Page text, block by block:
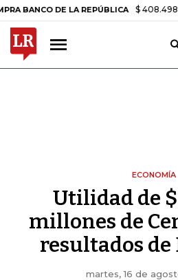
DE LA REPÚBLICA $ 408.498,97 +$
ECONOMÍA
Utilidad de
millones de
resultados de
martes, 16 de